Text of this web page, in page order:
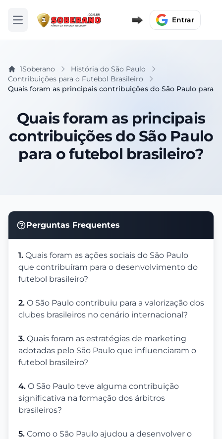
Abrir menu Entrar
1Soberano
História do São Paulo
Contribuições para o Futebol Brasileiro
Quais foram as principais contribuições do São Paulo para
Quais foram as principais
contribuições do São Paulo
para o futebol brasileiro?
Perguntas Frequentes
1. Quais foram as ações sociais do São Paulo
que contribuíram para o desenvolvimento do
futebol brasileiro?
2. O São Paulo contribuiu para a valorização dos
clubes brasileiros no cenário internacional?
3. Quais foram as estratégias de marketing
adotadas pelo São Paulo que influenciaram o
futebol brasileiro?
4. O São Paulo teve alguma contribuição
significativa na formação dos árbitros
brasileiros?
5. Como o São Paulo ajudou a desenvolver o